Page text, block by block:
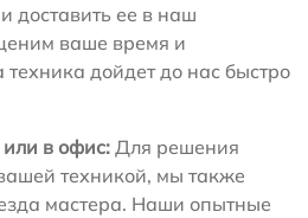
доставить ее в наш
ваше время и
дойдет до нас быстро
в офис: Для решения
техникой, мы также
мастера. Наши опытные